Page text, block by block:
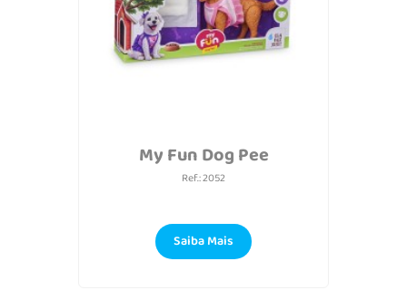
My Fun Dog Pee
Ref.: 2052
Saiba Mais